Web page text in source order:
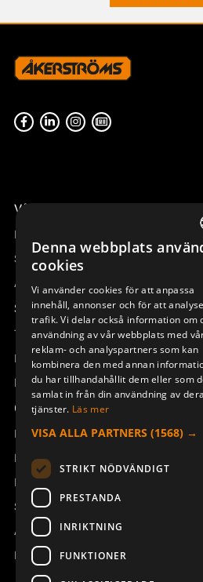
HANDLEDSREM TX50/51/52
GUMMIMATTA T-RX12B/BD
934182-001
RADIO MODUL TRX BQ
800MHz
947966-863
Våra radiostyrningar – översikt
Remotus
Sesam
Access_Ctrl
Support
Teknisk support
Boka service
Manualer och videoinstruktioner
Om Åkerströms
Kontakt
Nyheter
Pressrum
Säkerhet och direktiv
Allmänna villkor
REACH
Denna webbplats
cookies
Vi använder cookies för att anpassa
innehåll, annonser och för att
trafik. Vi delar också information om
användning av vår webbplats med
reklam- och analyspartners som kan
kombinera den med annan
du har tillhandahållit dem eller som
samlat in från din användning av
tjänster. Läs mer
VISA ALLA PARTNERS (1568) →
STRIKT NÖDVÄNDIGT
PRESTANDA
INRIKTNING
FUNKTIONER